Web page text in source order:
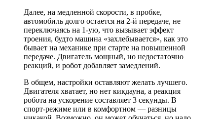
Далее, на медленной скорости, в пробке,
автомобиль долго остается на 2-й передаче, не
переключаясь на 1-ую, что вызывает эффект
троения, будто машина «захлебывается», как это
бывает на механике при старте на повышенной
передаче. Двигатель мощный, но недостаточно
реакций, и робот добавляет замедлений.
В общем, настройки оставляют желать лучшего.
Двигателя хватает, но нет кикдауна, а реакция
робота на ускорение составляет 3 секунды. В
спорт-режиме или в комфортном — разницы